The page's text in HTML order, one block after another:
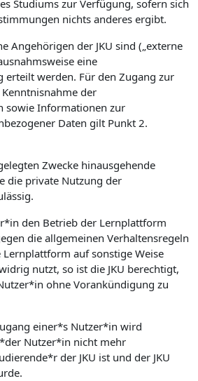
Studiums zur Verfügung, sofern sich
nichts anderes ergibt.
Angehörigen der JKU sind („externe
eine
erteilt werden. Für den Zugang zur
der
sowie Informationen zur
Daten gilt Punkt 2.
Zwecke hinausgehende
die private Nutzung der
den Betrieb der Lernplattform
die allgemeinen Verhaltensregeln
auf sonstige Weise
nutzt, so ist die JKU berechtigt,
ohne Vorankündigung zu
einer*s Nutzer*in wird
Nutzer*in nicht mehr
der JKU ist und der JKU